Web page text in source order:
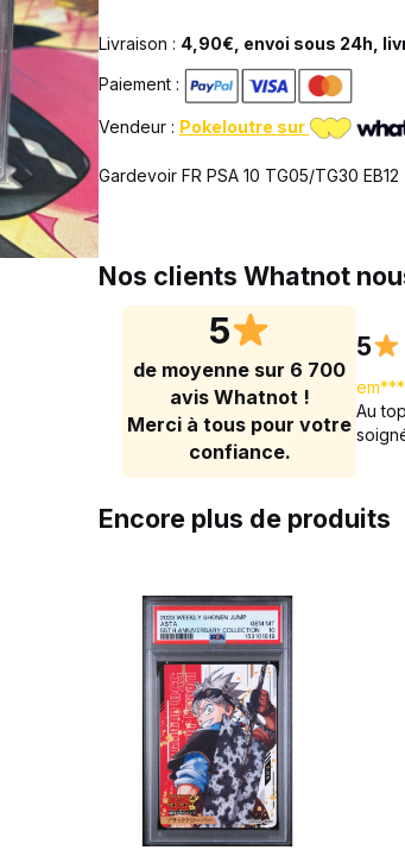
Livraison : 4,90€, envoi sous 24h,
Paiement :
Vendeur : Pokeloutre sur
Gardevoir FR PSA 10 TG05/TG30
Nos clients Whatnot
5
de moyenne sur 6 700
avis Whatnot !
Merci à tous pour votre
confiance.
5
Au
Encore plus de produits